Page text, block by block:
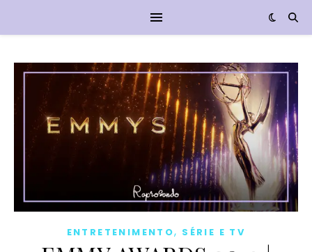
ENTRETENIMENTO, SÉRIE E TV